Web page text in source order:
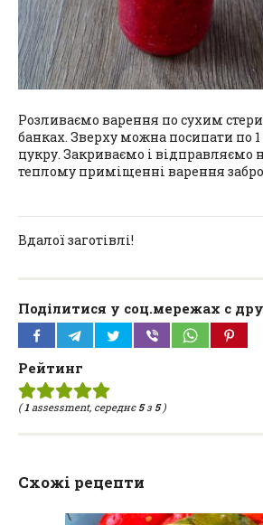
Розливаємо варення по сухим
банках. Зверху можна посипати по 1
цукру. Закриваємо і відправляємо
теплому приміщенні варення
Вдалої заготівлі!
Поділитися у соц.мережах с
Рейтинг
(1assessment, середнє5з 5)
Схожі рецепти